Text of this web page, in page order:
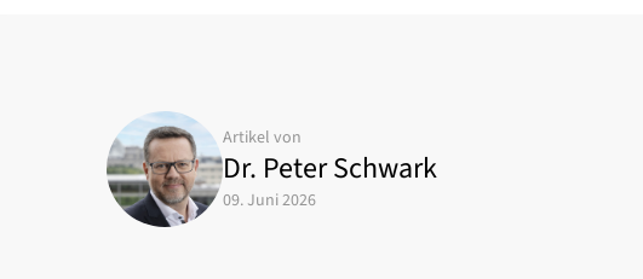
Artikel von
Dr. Peter Schwark
09. Juni 2026